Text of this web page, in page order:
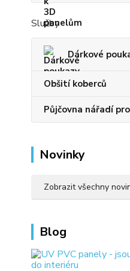
Služby
Dárkové
Obšití koberců
Půjčovna nářadí
Novinky
Zobrazit všechny
Blog